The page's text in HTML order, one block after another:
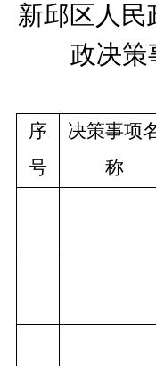
新邱区 人民
政决策
序
号
决策事项
称